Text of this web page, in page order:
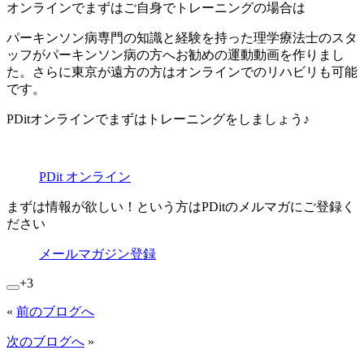
オンラインでまずはご自身でトレーニングの場合は
パーキンソン病専門の知識と経験を持った理学療法士のスタ
ッフがパーキンソン病の方へお勧めの運動動画を作りまし
た。さらに東京が遠方の方はオンラインでのリハビリも可能
です。
PDitオンラインでまずはトレーニングをしましょう♪
PDit オンライン
まずは情報が欲しい！という方はPDitのメルマガにご登録く
ださい
メールマガジン登録
+3
« 前のブログへ
次のブログへ »